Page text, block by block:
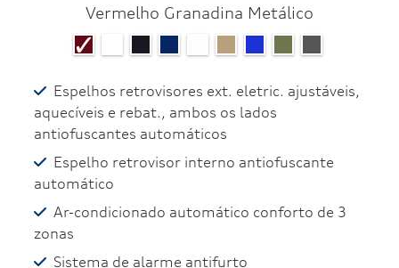
Vermelho Granadina Metálico
Espelhos retrovisores ext. eletric. ajustáveis,
aquecíveis e rebat., ambos os lados
antiofuscantes automáticos
Espelho retrovisor interno antiofuscante
automático
Ar-condicionado automático conforto de 3
zonas
Sistema de alarme antifurto